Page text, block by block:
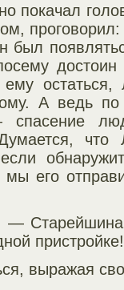
покачал
проговорил:
А ведь
спасение
Думается,
мы его
—
пристройке!
выражая